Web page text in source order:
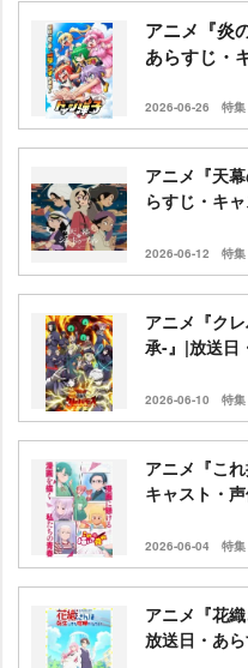
アニメ『炎
あらすじ・
2026-06-26 特集
アニメ『天
らすじ・キ
2026-06-12 特集
アニメ『ク
承-』|放送日
2026-06-10 特集
アニメ『こ
キャスト・
2026-06-04 特集
アニメ『花
放送日・あ